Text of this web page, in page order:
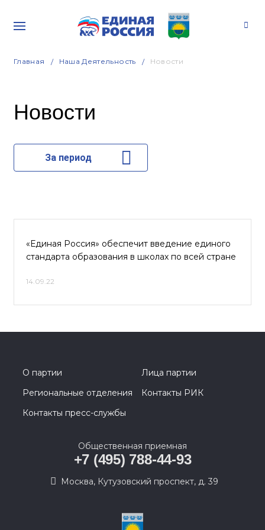
Главная Наша Деятельность Новости
Новости
За период
«Единая Россия» обеспечит введение единого
стандарта образования в школах по всей стране
14.09.22
О партии
Лица партии
Региональные отделения
Контакты РИК
Контакты пресс-службы
Общественная приемная
+7 (495) 788-44-93
Москва, Кутузовский проспект, д. 39